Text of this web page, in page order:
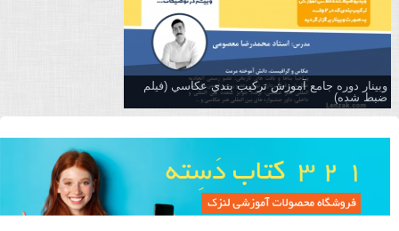
وبینار دوره جامع آموزش تركيب بندي عكاسي (فیلم
ضبط شده)